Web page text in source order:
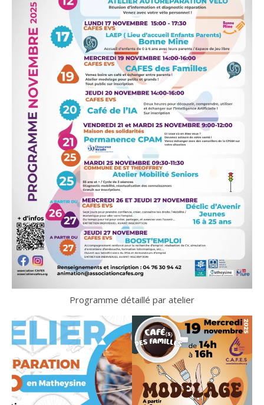
Programme détaillé par atelier